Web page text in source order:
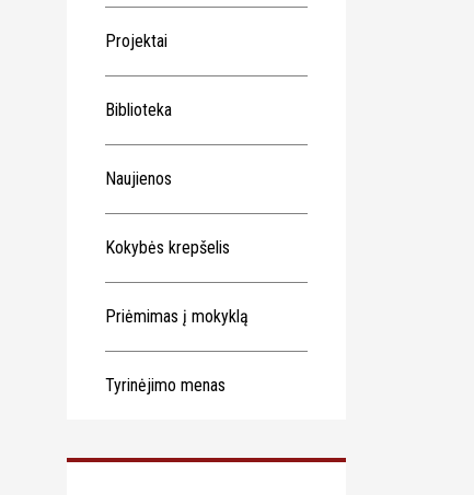
Projektai
Biblioteka
Naujienos
Kokybės krepšelis
Priėmimas į mokyklą
Tyrinėjimo menas